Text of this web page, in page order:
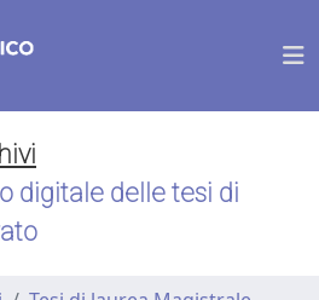
digitale delle tesi di